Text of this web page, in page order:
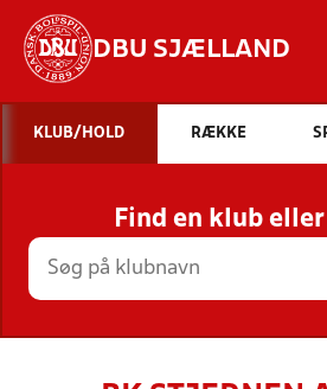
DBU SJÆLLAND
STILLINGER,
HOLD
KLUB/HOLD RÆKKE
Find en klub